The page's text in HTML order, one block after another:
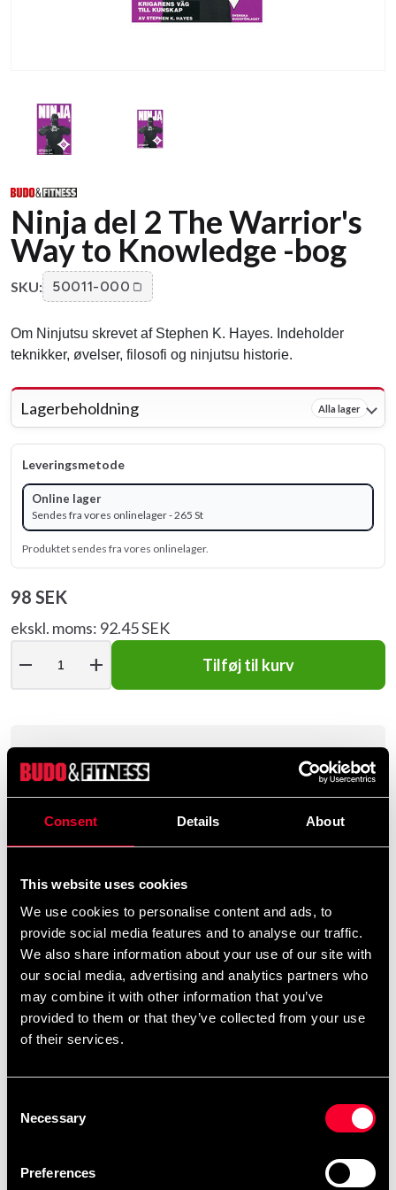
Consent Details About
This website uses cookies
We use cookies to personalise content and ads, to
provide social media features and to analyse our traffic.
We also share information about your use of our site with
our social media, advertising and analytics partners who
may combine it with other information that you’ve
provided to them or that they’ve collected from your use
of their services.
Selection
Necessary
Preferences
Ninja del 2 The Warrior's
Way to Knowledge -bog
SKU: 50011-000
Om Ninjutsu skrevet af Stephen K. Hayes. Indeholder
teknikker, øvelser, filosofi og ninjutsu historie.
Lagerbeholdning Alla lager
Leveringsmetode
Online lager
Sendes fra vores onlinelager - 265 St
Produktet sendes fra vores onlinelager.
98 SEK
ekskl. moms: 92.45 SEK
remove add Tilføj til kurv
Produktinformation
Om ninjutsu skrevet af Stephen K. Hayes Indeholder
teknikker, øvelser, ninjutsu-historie på 128 sider.
Detaljerede oplysninger
Anbefalede produkter